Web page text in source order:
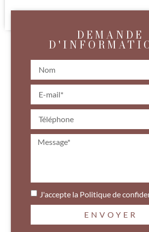
DEMANDE
J'accepte la Politique de
ENVOYER